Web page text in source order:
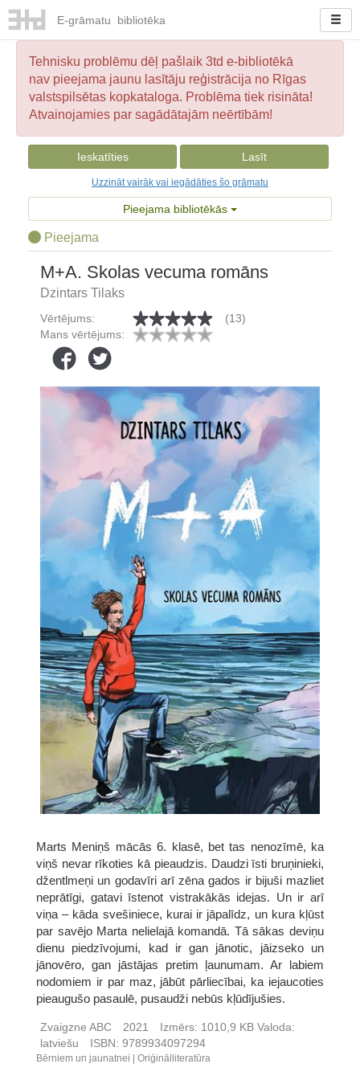
E-grāmatu bibliotēka
Tehnisku problēmu dēļ pašlaik 3td e-bibliotēkā
nav pieejama jaunu lasītāju reģistrācija no Rīgas
valstspilsētas kopkataloga. Problēma tiek risināta!
Atvainojamies par sagādātajām neērtībām!
Ieskatīties Lasīt
Uzzināt vairāk vai iegādāties šo grāmatu
Pieejama bibliotēkās
Pieejama
M+A. Skolas vecuma romāns
Dzintars Tilaks
Vērtējums:
(13)
Mans vērtējums:
Marts Meniņš mācās 6. klasē, bet tas nenozīmē, ka
viņš nevar rīkoties kā pieaudzis. Daudzi īsti bruņinieki,
džentlmeņi un godavīri arī zēna gados ir bijuši mazliet
neprātīgi, gatavi īstenot vistrakākās idejas. Un ir arī
viņa – kāda svešiniece, kurai ir jāpalīdz, un kura kļūst
par savējo Marta nelielajā komandā. Tā sākas deviņu
dienu piedzīvojumi, kad ir gan jānotic, jāizseko un
jānovēro, gan jāstājas pretim ļaunumam. Ar labiem
nodomiem ir par maz, jābūt pārliecībai, ka iejaucoties
pieaugušo pasaulē, pusaudži nebūs kļūdījušies.
Zvaigzne ABC 2021 Izmērs: 1010,9 KB Valoda:
latviešu
ISBN: 9789934097294
Bērniem un jaunatnei Oriģinālliteratūra